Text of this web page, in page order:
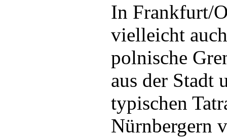
In Frankfurt/
vielleicht
polnische
aus der Stadt
typischen
Nürnbergern